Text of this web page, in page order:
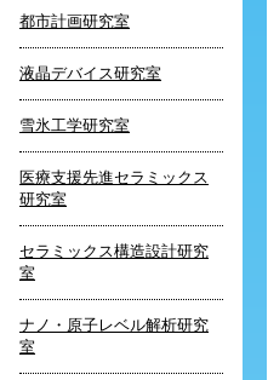
都市計画研究室
液晶デバイス研究室
雪氷工学研究室
医療支援先進セラミックス
研究室
セラミックス構造設計研究
室
ナノ・原子レベル解析研究
室